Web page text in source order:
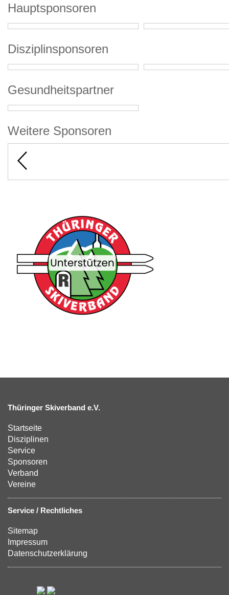
Hauptsponsoren
Disziplinsponsoren
Gesundheitspartner
Weitere Sponsoren
Thüringer Skiverband e.V.
Startseite
Disziplinen
Service
Sponsoren
Verband
Vereine
Service / Rechtliches
Sitemap
Impressum
Datenschutzerklärung